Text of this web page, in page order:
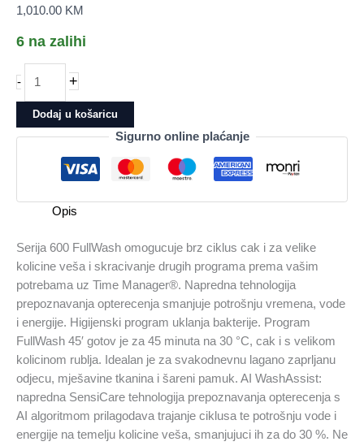
1,010.00 KM
6 na zalihi
-
za
veš
ELECTROLUX
+
Dodaj u košaricu
Sigurno online plaćanje
Opis
Serija 600 FullWash omogucuje brz ciklus cak i za velike
kolicine veša i skracivanje drugih programa prema vašim
potrebama uz Time Manager®. Napredna tehnologija
prepoznavanja opterecenja smanjuje potrošnju vremena, vode
i energije. Higijenski program uklanja bakterije. Program
FullWash 45′ gotov je za 45 minuta na 30 °C, cak i s velikom
kolicinom rublja. Idealan je za svakodnevnu lagano zaprljanu
odjecu, mješavine tkanina i šareni pamuk. AI WashAssist:
napredna SensiCare tehnologija prepoznavanja opterecenja s
AI algoritmom prilagodava trajanje ciklusa te potrošnju vode i
energije na temelju kolicine veša, smanjujuci ih za do 30 %. Ne